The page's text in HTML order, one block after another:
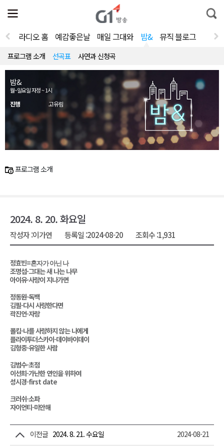
전
체
뉴
열
통
합
라디오 홈 예감좋은날 매일 그대와 밤& 뮤직 블로그
프로그램 소개 선곡표 사연과 신청곡
밤&
월~일요일 자정 ~ 1시
진행 고유림
프로그램 소개
2024. 8. 20. 화요일
작성자 :이가연 등록일 :2024-08-20 조회수 :1,931
정효빈=혼자가 아닌 나
조명섭-그대는 새 나는 나무
아이유-사랑이 지나가면
정동원-독백
김필-다시 사랑한다면
곽진언-자랑
폴킴-나를 사랑하지 않는 나에게
플라이투더스카이-데이바이데이
김형중-유일한 사람
김범수-초점
이선희-가난한 연인을 위하여
성시경-first date
크러쉬-소파
자이언티-미안해
이전글 2024. 8. 21. 수요일 2024-08-21